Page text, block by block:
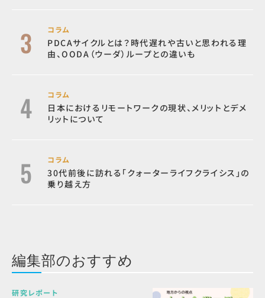
コラム
PDCAサイクルとは？時代遅れや古いと思われる理
由、OODA（ウーダ）ループとの違いも
コラム
日本におけるリモートワークの現状、メリットとデメ
リットについて
コラム
30代前後に訪れる「クォーターライフクライシス」の
乗り越え方
編集部のおすすめ
研究レポート